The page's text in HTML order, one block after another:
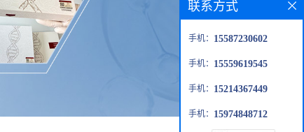
联系方式
手机： 15587230602
手机： 15559619545
手机： 15214367449
手机： 15974848712